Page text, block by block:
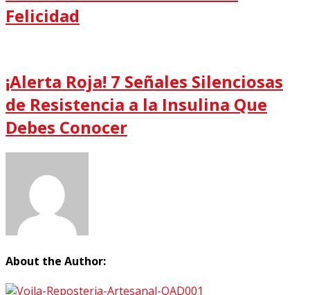
Felicidad
¡Alerta Roja! 7 Señales Silenciosas
de Resistencia a la Insulina Que
Debes Conocer
About the Author: